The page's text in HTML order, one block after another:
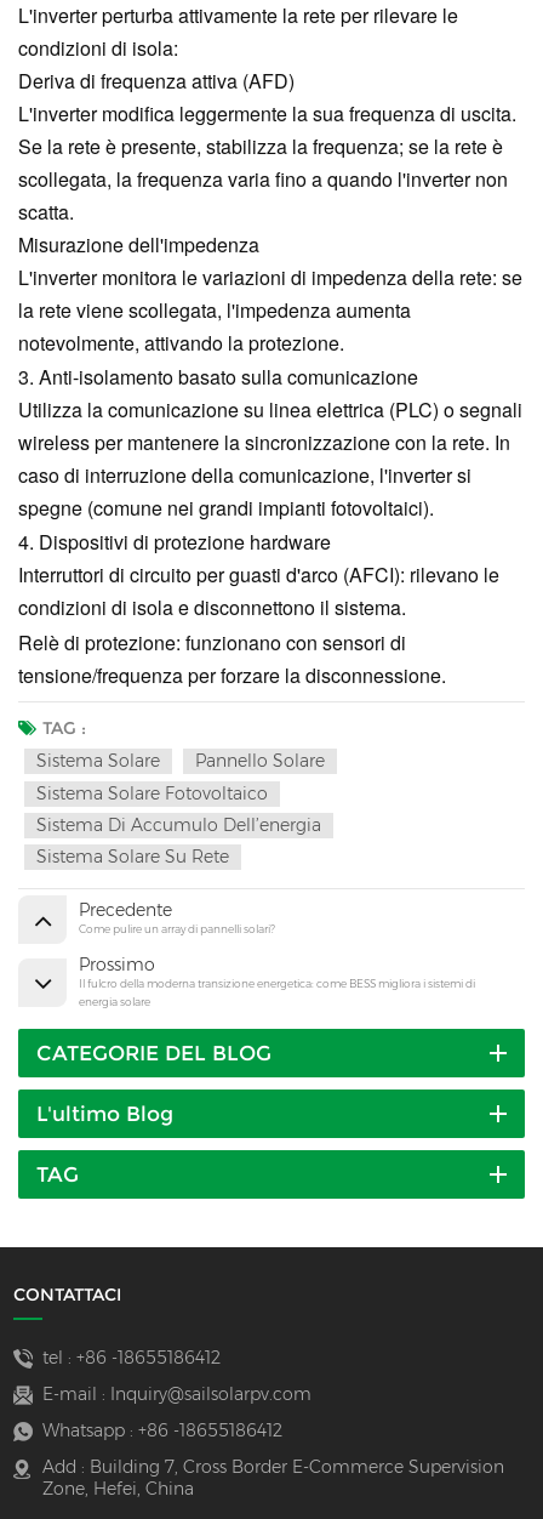
L'inverter perturba attivamente la rete per rilevare le
condizioni di isola:
Deriva di frequenza attiva (AFD)
L'inverter modifica leggermente la sua frequenza di uscita.
Se la rete è presente, stabilizza la frequenza; se la rete è
scollegata, la frequenza varia fino a quando l'inverter non
scatta.
Misurazione dell'impedenza
L'inverter monitora le variazioni di impedenza della rete: se
la rete viene scollegata, l'impedenza aumenta
notevolmente, attivando la protezione.
3. Anti-isolamento basato sulla comunicazione
Utilizza la comunicazione su linea elettrica (PLC) o segnali
wireless per mantenere la sincronizzazione con la rete. In
caso di interruzione della comunicazione, l'inverter si
spegne (comune nei grandi impianti fotovoltaici).
4. Dispositivi di protezione hardware
Interruttori di circuito per guasti d'arco (AFCI): rilevano le
condizioni di isola e disconnettono il sistema.
Relè di protezione: funzionano con sensori di
tensione/frequenza per forzare la disconnessione.
TAG :
Sistema Solare
Pannello Solare
Sistema Solare Fotovoltaico
Sistema Di Accumulo Dell’energia
Sistema Solare Su Rete
Precedente
Come pulire un array di pannelli solari?
Prossimo
Il fulcro della moderna transizione energetica: come BESS migliora i sistemi di
energia solare
CATEGORIE DEL BLOG
L'ultimo Blog
TAG
CONTATTACI
tel : +86 -18655186412
E-mail :
Inquiry@sailsolarpv.com
Whatsapp : +86 -18655186412
Add : Building 7, Cross Border E-Commerce Supervision
Zone, Hefei, China